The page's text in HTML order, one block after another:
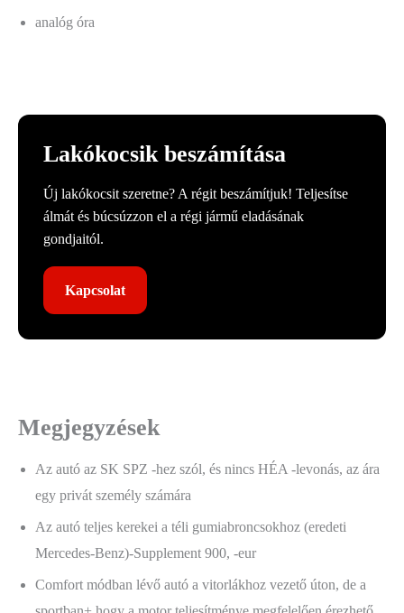
analóg óra
Lakókocsik beszámítása
Új lakókocsit szeretne? A régit beszámítjuk! Teljesítse
álmát és búcsúzzon el a régi jármű eladásának
gondjaitól.
Kapcsolat
Megjegyzések
Az autó az SK SPZ -hez szól, és nincs HÉA -levonás, az ára
egy privát személy számára
Az autó teljes kerekei a téli gumiabroncsokhoz (eredeti
Mercedes-Benz)-Supplement 900, -eur
Comfort módban lévő autó a vitorlákhoz vezető úton, de a